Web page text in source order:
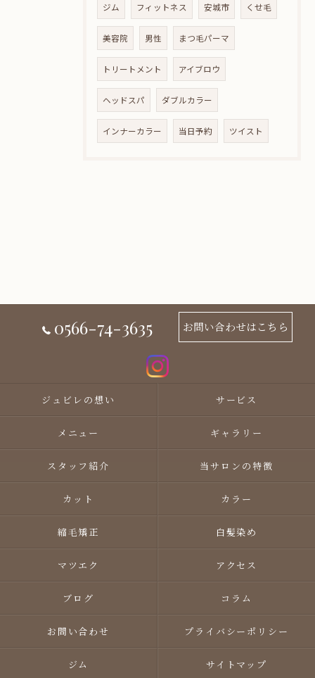
ジム フィットネス 安城市 くせ毛
美容院 男性 まつ毛パーマ
トリートメント アイブロウ
ヘッドスパ ダブルカラー
インナーカラー 当日予約 ツイスト
0566-74-3635 お問い合わせはこちら
ジュビレの想い サービス
メニュー ギャラリー
スタッフ紹介 当サロンの特徴
カット カラー
縮毛矯正 白髪染め
マツエク アクセス
ブログ コラム
お問い合わせ プライバシーポリシー
ジム サイトマップ